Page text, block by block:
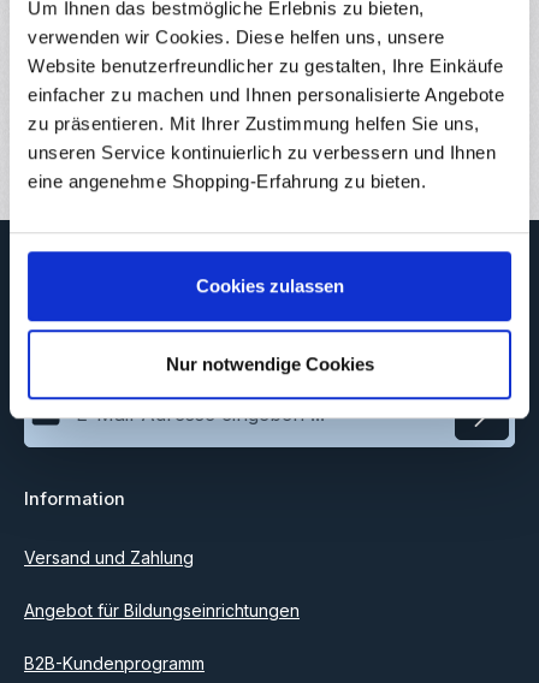
Um Ihnen das bestmögliche Erlebnis zu bieten,
verwenden wir Cookies. Diese helfen uns, unsere
Website benutzerfreundlicher zu gestalten, Ihre Einkäufe
einfacher zu machen und Ihnen personalisierte Angebote
zu präsentieren. Mit Ihrer Zustimmung helfen Sie uns,
unseren Service kontinuierlich zu verbessern und Ihnen
eine angenehme Shopping-Erfahrung zu bieten.
Cookies zulassen
Nur notwendige Cookies
zuverlässige und p…Mehr
Eigenschaften
Downloads
Bewertungen
Newsletter
Abonnieren Sie jetzt unseren regelmäßig erscheinenden
Newsletter, um rechtzeitig über neue Produkte und Angebote
E-Mail-Adresse*
Ich habe dieDatenschutzbestimmungen
einverstanden.
Information
Versand und Zahlung
Angebot für Bildungseinrichtungen
B2B-Kundenprogramm